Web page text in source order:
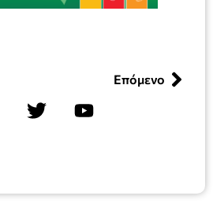
Επόμενο